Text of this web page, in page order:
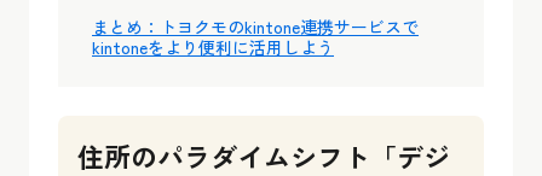
まとめ：トヨクモのkintone連携サービスで
kintoneをより便利に活用しよう
住所のパラダイムシフト「デジ